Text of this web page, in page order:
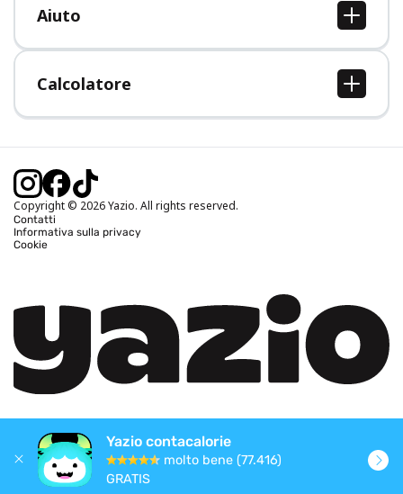
Aiuto
Centro assistenza
Calcolatore
Calcolo BMI (IMC)
Calcolo peso ideale
Calcolo calorie bruciate
Copyright © 2026 Yazio. All rights reserved.
Contatti
Informativa sulla privacy
Cookie
Yazio contacalorie
molto bene (77.416)
GRATIS